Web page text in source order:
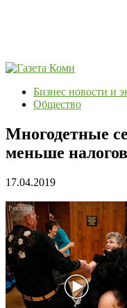
Бизнес новости и
Общество
Многодетные
меньше налогов
17.04.2019